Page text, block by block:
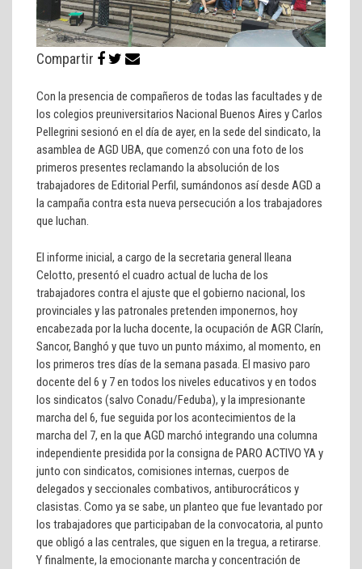
Compartir
Con la presencia de compañeros de todas las facultades y de
los colegios preuniversitarios Nacional Buenos Aires y Carlos
Pellegrini sesionó en el día de ayer, en la sede del sindicato, la
asamblea de AGD UBA, que comenzó con una foto de los
primeros presentes reclamando la absolución de los
trabajadores de Editorial Perfil, sumándonos así desde AGD a
la campaña contra esta nueva persecución a los trabajadores
que luchan.
El informe inicial, a cargo de la secretaria general Ileana
Celotto, presentó el cuadro actual de lucha de los
trabajadores contra el ajuste que el gobierno nacional, los
provinciales y las patronales pretenden imponernos, hoy
encabezada por la lucha docente, la ocupación de AGR Clarín,
Sancor, Banghó y que tuvo un punto máximo, al momento, en
los primeros tres días de la semana pasada. El masivo paro
docente del 6 y 7 en todos los niveles educativos y en todos
los sindicatos (salvo Conadu/Feduba), y la impresionante
marcha del 6, fue seguida por los acontecimientos de la
marcha del 7, en la que AGD marchó integrando una columna
independiente presidida por la consigna de PARO ACTIVO YA y
junto con sindicatos, comisiones internas, cuerpos de
delegados y seccionales combativos, antiburocráticos y
clasistas. Como ya se sabe, un planteo que fue levantado por
los trabajadores que participaban de la convocatoria, al punto
que obligó a las centrales, que siguen en la tregua, a retirarse.
Y finalmente, la emocionante marcha y concentración de